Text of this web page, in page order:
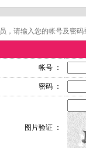
，请输入您的帐号及密
帐号 ：
密码 ：
图片验证 ：